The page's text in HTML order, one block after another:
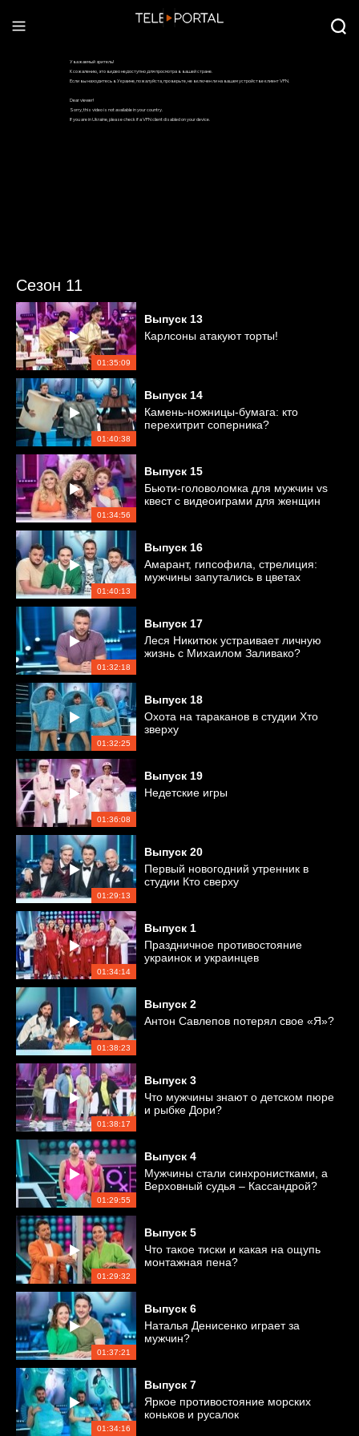
Сезон 11
01:35:09
Выпуск 13
Карлсоны атакуют торты!
01:40:38
Выпуск 14
Камень-ножницы-бумага: кто
перехитрит соперника?
01:34:56
Выпуск 15
Бьюти-головоломка для мужчин vs
квест с видеоиграми для женщин
01:40:13
Выпуск 16
Амарант, гипсофила, стрелиция:
мужчины запутались в цветах
01:32:18
Выпуск 17
Леся Никитюк устраивает личную
жизнь с Михаилом Заливако?
01:32:25
Выпуск 18
Охота на тараканов в студии Хто
зверху
01:36:08
Выпуск 19
Недетские игры
01:29:13
Выпуск 20
Первый новогодний утренник в
студии Кто сверху
01:34:14
Выпуск 1
Праздничное противостояние
украинок и украинцев
01:38:23
Выпуск 2
Антон Савлепов потерял свое «Я»?
01:38:17
Выпуск 3
Что мужчины знают о детском пюре
и рыбке Дори?
01:29:55
Выпуск 4
Мужчины стали синхронистками, а
Верховный судья – Кассандрой?
01:29:32
Выпуск 5
Что такое тиски и какая на ощупь
монтажная пена?
01:37:21
Выпуск 6
Наталья Денисенко играет за
мужчин?
01:34:16
Выпуск 7
Яркое противостояние морских
коньков и русалок